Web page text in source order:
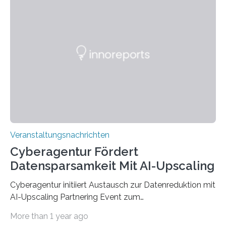
„QUAZAR“ mit insgesamt 1,15 Millionen Euro über vier
Veranstaltungsnachrichten
Cyberagentur Fördert
Datensparsamkeit Mit AI-Upscaling
Cyberagentur initiiert Austausch zur Datenreduktion mit
AI-Upscaling Partnering Event zum
innovative DatenverarbeitungDie Agentur für
More than 1 year ago